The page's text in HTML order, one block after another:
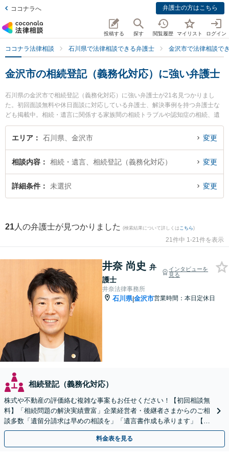
ココナラへ 弁護士の方はこちら
投稿する 探す 閲覧履歴 マイリスト ログイン
ココナラ法律相談 石川県で法律相談できる弁護士 金沢市で法律相談で
金沢市の相続登記（義務化対応）に強い弁護士
石川県の金沢市で相続登記（義務化対応）に強い弁護士が21名見つかりまし
た。初回面談無料や休日面談に対応している弁護士、解決事例を持つ弁護士な
ども掲載中。相続・遺言に関係する家族間の相続トラブルや認知症の相続、遺
産分割等の細かな分野での絞り込み検索もでき便利です。特に井奈法律事務所
の井奈 尚史弁護士や中村・村井法律事務所の村井 充弁護士、藤野法律事務所の
すぐに弁護士に相談したい』『相続登記（義務化対応）のトラブル解決の実績
豊富な近くの弁護士を検索したい』『初回相談無料で相続登記（義務化対応）
を法律相談できる金沢市内の弁護士に相談予約したい』などでお困りの相談者
エリア 石川県、金沢市 変更
相談内容 相続・遺言、相続登記（義務化対応） 変更
詳細条件 未選択 変更
21 人の弁護士が見つかりました (検索結果について詳しくは こちら)
21件中 1-21件を表示
井奈 尚史 弁
護士
インタビューを
見る
井奈法律事務所
石川県|金沢市営業時間：本日定休日
相続登記（義務化対応）
株式や不動産の評価絡む複雑な事案もお任せください！【初回相談無
料】「相続問題の解決実績豊富」企業経営者・後継者さまからのご相
談多数「遺留分請求は早めの相談を」「遺言書作成も承ります」【電
話・メール相談対応】【完全個室制】
料金表を見る